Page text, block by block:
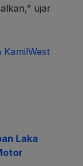
ujar
KamilWest
Laka